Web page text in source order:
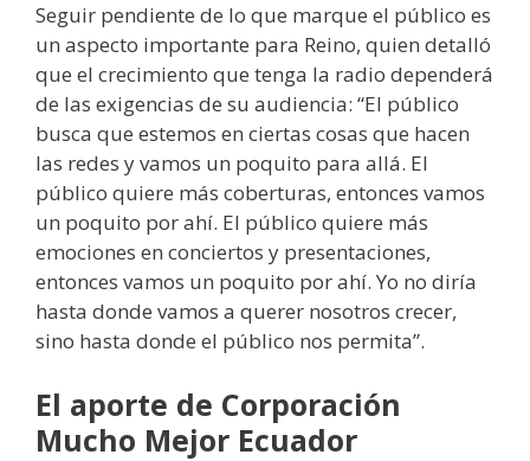
Seguir pendiente de lo que marque el público es
un aspecto importante para Reino, quien detalló
que el crecimiento que tenga la radio dependerá
de las exigencias de su audiencia: “El público
busca que estemos en ciertas cosas que hacen
las redes y vamos un poquito para allá. El
público quiere más coberturas, entonces vamos
un poquito por ahí. El público quiere más
emociones en conciertos y presentaciones,
entonces vamos un poquito por ahí. Yo no diría
hasta donde vamos a querer nosotros crecer,
sino hasta donde el público nos permita”.
El aporte de Corporación
Mucho Mejor Ecuador